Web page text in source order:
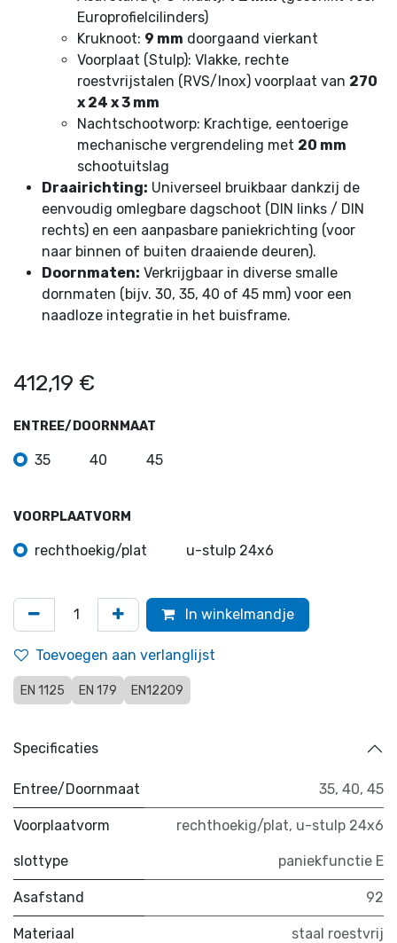
Europrofielcilinders)
Kruknoot: 9 mm doorgaand vierkant
Voorplaat (Stulp): Vlakke, rechte
roestvrijstalen (RVS/Inox) voorplaat van 270
x 24 x 3 mm
Nachtschootworp: Krachtige, eentoerige
mechanische vergrendeling met 20 mm
schootuitslag
Draairichting: Universeel bruikbaar dankzij de
eenvoudig omlegbare dagschoot (DIN links / DIN
rechts) en een aanpasbare paniekrichting (voor
naar binnen of buiten draaiende deuren).
Doornmaten: Verkrijgbaar in diverse smalle
dornmaten (bijv. 30, 35, 40 of 45 mm) voor een
naadloze integratie in het buisframe.
412,19 €
ENTREE/DOORNMAAT
35 40 45
VOORPLAATVORM
rechthoekig/plat u-stulp 24x6
In winkelmandje
Toevoegen aan verlanglijst
EN 1125 EN 179 EN12209
Specificaties
Entree/Doornmaat 35, 40, 45
Voorplaatvorm rechthoekig/plat, u-stulp 24x6
slottype paniekfunctie E
Asafstand 92
Materiaal staal roestvrij